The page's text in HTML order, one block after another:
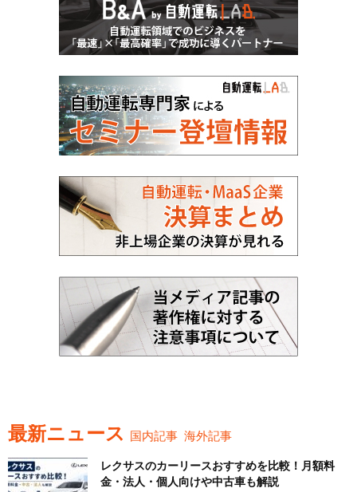
最新ニュース 国内記事 海外記事
レクサスのカーリースおすすめを比較！月額料
金・法人・個人向けや中古車も解説